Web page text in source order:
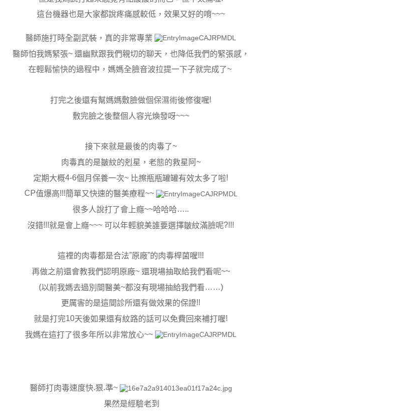
這台機器也是大家都說疼痛感較低，效果又好的唷~~~
醫師施打時全副武裝，真的非常專業
醫師怕我媽緊張~ 還幽默跟我們親切的聊天，也降低我們的緊張感，
在輕鬆愉快的過程中，媽媽全臉音波拉提一下子就完成了~
打完之後還有幫媽媽敷臉做個保濕術後修復喔!
敷完臉之後整個人容光煥發呀~~~
接下來就是最後的肉毒了~
肉毒真的是皺紋的剋星，老態的救星阿 ~
定期大概4-6個月保養一次~ 比擦瓶瓶罐罐有效太多了啦!
CP值爆高!!!簡單又快速的醫美療程~~
很多人說打了會上癮~~哈哈哈…..
沒錯!!!就是會上癮~~~ 可以年輕貌美誰要選擇皺紋滿臉呢?!!!
這裡的肉毒都是合法”原廠”的肉毒桿菌喔!!!
再做之前還會教我們認明原廠~ 還現場抽取給我們看呢~~
(以前我媽去過別間醫美~都沒有現場抽給我們看……)
更厲害的是這間診所還有做效果的保證!!
就是打完10天後如果還有紋路的話可以免費回來補打喔!
我媽在這打了很多年所以非常放心~~
醫師打肉毒速度快.狠.準~
果然是經驗老到